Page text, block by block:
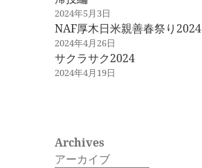
2024年5月3日
NAF厚木日米親善春祭り2024
2024年4月26日
サクラサク2024
2024年4月19日
Archives
アーカイブ